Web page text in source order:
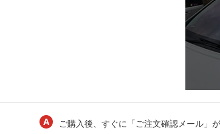
ご購入後、すぐに「ご注文確認メール」